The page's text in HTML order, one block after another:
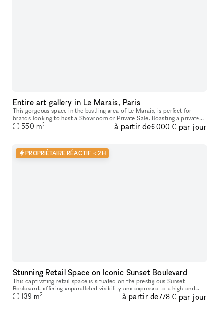
Entire art gallery in Le Marais, Paris
This gorgeous space in the bustling area of Le Marais, is perfect for
brands looking to host a Showroom or Private Sale. Boasting a private
entrance that creates a well-lit ambiance. With a trendy m
550 m2 à partir de6 000 € par jour
PROPRIÉTAIRE RÉACTIF < 2H
Stunning Retail Space on Iconic Sunset Boulevard
This captivating retail space is situated on the prestigious Sunset
Boulevard, offering unparalleled visibility and exposure to a high-end
clientele. Recently Renovated & Designed for Impact: Moder
139 m2 à partir de778 € par jour